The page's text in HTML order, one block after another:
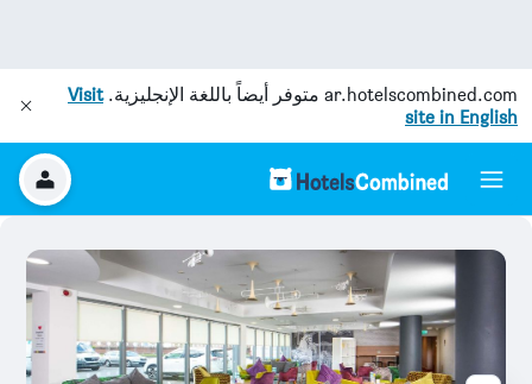
ar.hotelscombined.com متوفر أيضاً باللغة الإنجليزية.Visit
site in English